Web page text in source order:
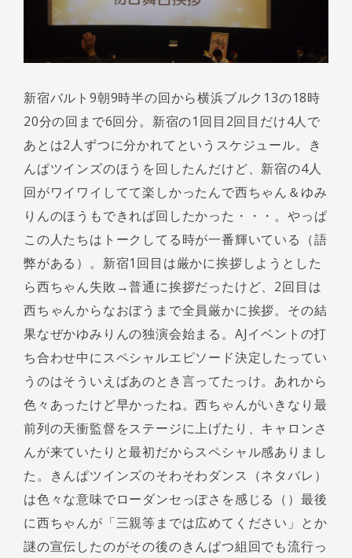
新宿バルト9朝9時半の回から横浜ブルク13の18時
20分の回まで6回分。新宿の1回目2回目だけ4人で
あとは2人ずつに分かれてというスケジュール。き
んぱツインズのほうを回したんだけど、新宿の4人
回がワイワイしてて楽しかったんで西ちゃん＆ゆみ
りんのほうもできれば回したかった・・・。やっぱ
この人たちはトークしてる時が一番輝いている（語
弊がある）。新宿1回目は厳かに挨拶しようとした
ら西ちゃん失敗→普通に挨拶だったけど、2回目は
西ちゃんからなおぼうまで全員厳かに挨拶。その結
果なぜかゆみりんの独演会始まる。AJイベントの打
ち合わせ中にスペシャルエピソード決定したってい
うのはそういえばあのとき言ってたっけ。あれから
色々あったけど早かったね。西ちゃんがいきなり最
前列の天衝監督をステージに上げたり、キャロンさ
んが来ていたりと最初だからスペシャル感ありまし
た。きんぱツインズのそわそわダンス（ネタバレ）
は色々な意味でローダンセっぽさを感じる（）最後
に西ちゃんが「三親等までは広めてください」とか
謎の宣伝したのがその後のきんぱつ組回でも流行っ